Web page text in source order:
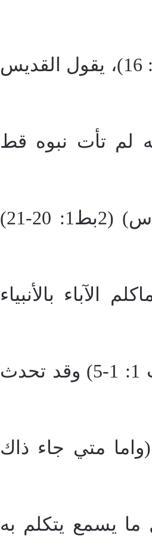
الكتاب هو موحي به من الله) (2تي3: 16)، يقول القديس
لم تأت نبوه قط
القديسون مسوقين من الروح القدس) (2بط1: 20-21)
الآباء بالأنبياء
في هذه الأيام الأخيره في ابنه) (عب 1: 1-5) وقد تحدث
متي جاء ذاك
ما يسمع يتكلم به